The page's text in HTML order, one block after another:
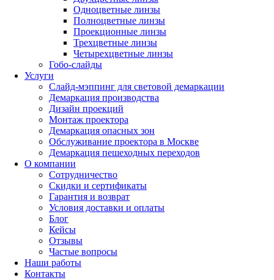
Одноцветные линзы
Полноцветные линзы
Проекционные линзы
Трехцветные линзы
Четырехцветные линзы
Гобо-слайды
Услуги
Слайд-мэппинг для световой демаркации
Демаркация производства
Дизайн проекций
Монтаж проектора
Демаркация опасных зон
Обслуживание проектора в Москве
Демаркация пешеходных переходов
О компании
Сотрудничество
Скидки и сертификаты
Гарантия и возврат
Условия доставки и оплаты
Блог
Кейсы
Отзывы
Частые вопросы
Наши работы
Контакты